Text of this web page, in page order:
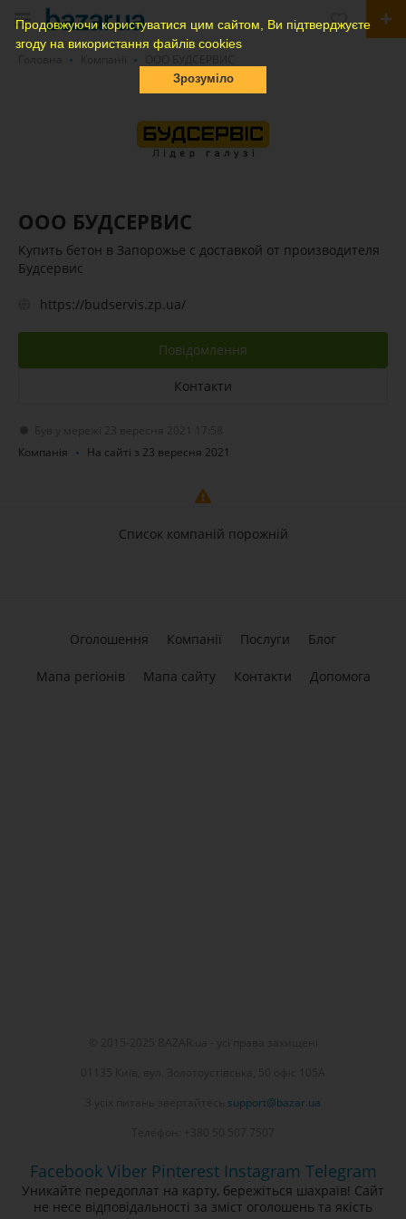
Продовжуючи користуватися цим сайтом, Ви підтверджуєте
згоду на використання файлів cookies
Зрозуміло
ООО БУДСЕРВИС
Купить бетон в Запорожье с доставкой от производителя
Будсервис
https://budservis.zp.ua/
Повідомлення
Контакти
Компанія
На сайті з 23 вересня 2021
Список компаній порожній
support@bazar.ua
Оголошення Компанії Послуги Блог
Мапа регіонів Мапа сайту Контакти Допомога
Facebook Viber Pinterest Instagram Telegram
Уникайте передоплат на карту, бережіться шахраїв! Сайт
не несе відповідальності за зміст оголошень та якість